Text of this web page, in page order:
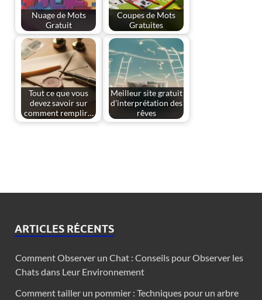
Nuage de Mots
Gratuit
Coupes de Mots
Gratuites
Tout ce que vous
devez savoir sur
comment remplir…
Meilleur site gratuit
d'interprétation des
rêves
ARTICLES RÉCENTS
Comment Observer un Chat : Conseils pour Observer les
Chats dans Leur Environnement
Comment tailler un pommier : Techniques pour un arbre